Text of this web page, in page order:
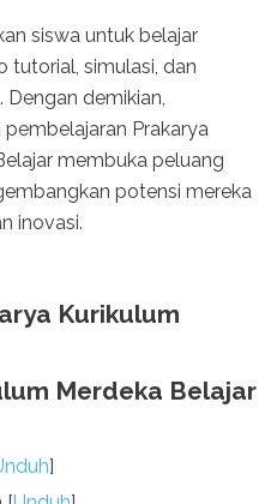
siswa untuk belajar
tutorial, simulasi, dan
demikian,
Prakarya
membuka peluang
potensi mereka
inovasi.
Kurikulum
Merdeka Belajar
]